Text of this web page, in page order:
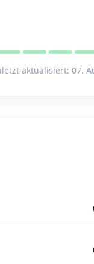
aktualisiert: 07.